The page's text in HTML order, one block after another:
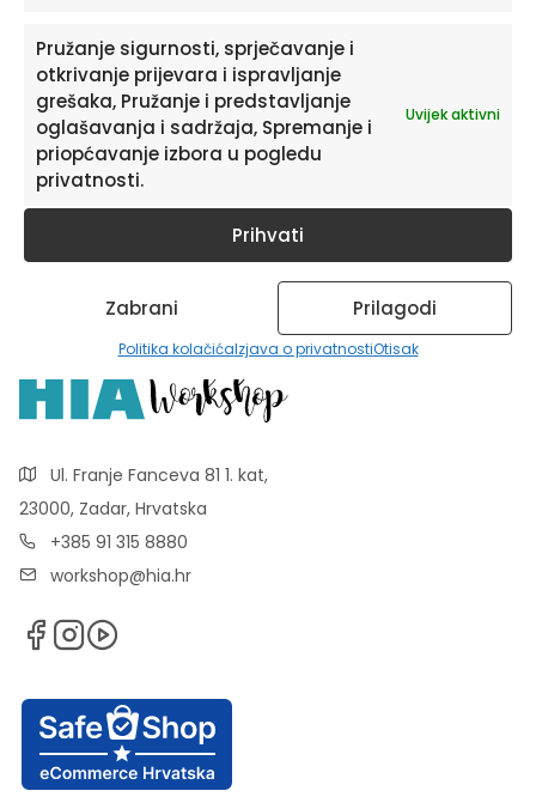
Pružanje sigurnosti, sprječavanje i
otkrivanje prijevara i ispravljanje
grešaka, Pružanje i predstavljanje
oglašavanja i sadržaja, Spremanje i
priopćavanje izbora u pogledu
privatnosti.
Uvijek aktivni
Prihvati
Zabrani Prilagodi
Politika kolačićaIzjava o privatnostiOtisak
Pretplatite se na naš Newsletter
Želite primati savjete i zanimljivosti o uređenju doma te
informacije o novim proizvodima i pogodnostima?
Ul. Franje Fanceva 81 1. kat,
23000, Zadar, Hrvatska
+385 91 315 8880
workshop@hia.hr